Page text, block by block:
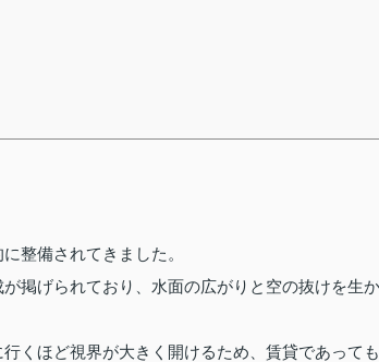
整備されてきました。
掲げられており、水面の広がりと空の抜けを生か
くほど視界が大きく開けるため、賃貸であっても